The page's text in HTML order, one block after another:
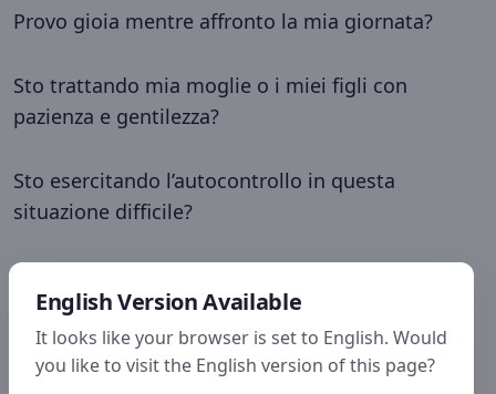
Provo gioia mentre affronto la mia giornata?
Sto trattando mia moglie o i miei figli con
pazienza e gentilezza?
Sto esercitando l’autocontrollo in questa
situazione difficile?
come credenti in Cristo, stiamo camminando
secondo lo Spirito Santo. Stiamo producendo il
frutto dello Spirito Santo. Se invece la risposta è
English Version Available
It looks like your browser is set to English. Would
you like to visit the English version of this page?